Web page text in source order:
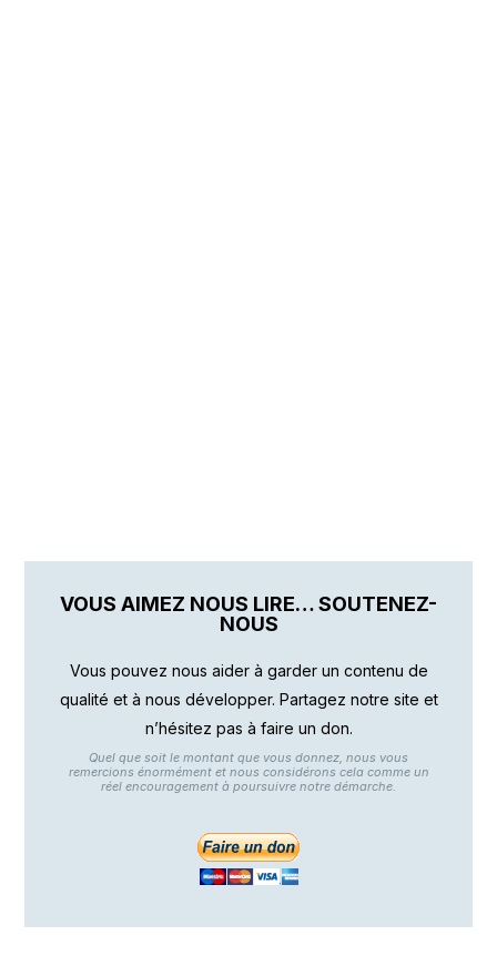
VOUS AIMEZ NOUS LIRE… SOUTENEZ-
NOUS
Vous pouvez nous aider à garder un contenu de
qualité et à nous développer. Partagez notre site et
n’hésitez pas à faire un don.
Quel que soit le montant que vous donnez, nous vous
remercions énormément et nous considérons cela comme un
réel encouragement à poursuivre notre démarche.